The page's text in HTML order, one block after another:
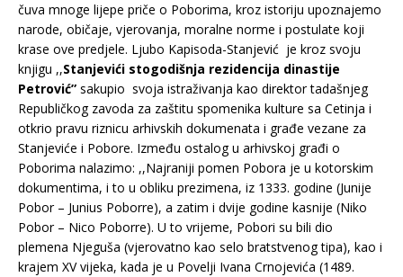
čuva mnoge lijepe priče o Poborima, kroz istoriju upoznajemo
narode, običaje, vjerovanja, moralne norme i postulate koji
krase ove predjele. Ljubo Kapisoda-Stanjević je kroz svoju
knjigu ,,Stanjevići stogodišnja rezidencija dinastije
Petrović” sakupio svoja istraživanja kao direktor tadašnjeg
Republičkog zavoda za zaštitu spomenika kulture sa Cetinja i
otkrio pravu riznicu arhivskih dokumenata i građe vezane za
Stanjeviće i Pobore. Između ostalog u arhivskoj građi o
Poborima nalazimo: ,,Najraniji pomen Pobora je u kotorskim
dokumentima, i to u obliku prezimena, iz 1333. godine (Junije
Pobor – Junius Poborre), a zatim i dvije godine kasnije (Niko
Pobor – Nico Poborre). U to vrijeme, Pobori su bili dio
plemena Njeguša (vjerovatno kao selo bratstvenog tipa), kao i
krajem XV vijeka, kada je u Povelji Ivana Crnojevića (1489.